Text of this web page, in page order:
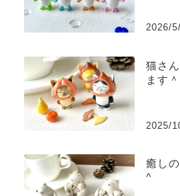
2026/
猫さ
ます＾
2025/
癒し
^